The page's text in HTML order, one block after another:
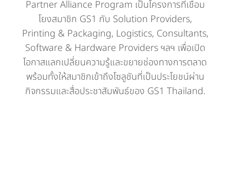
Partner Alliance Program เป็นโครงการที่เชื่อม
โยงสมาชิก GS1 กับ Solution Providers,
Printing & Packaging, Logistics, Consultants,
Software & Hardware Providers ฯลฯ เพื่อเปิด
โอกาสแลกเปลี่ยนความรู้และขยายช่องทางการตลาด
พร้อมทั้งให้สมาชิกเข้าถึงโซลูชันที่เป็นประโยชน์ผ่าน
กิจกรรมและสื่อประชาสัมพันธ์ของ GS1 Thailand.